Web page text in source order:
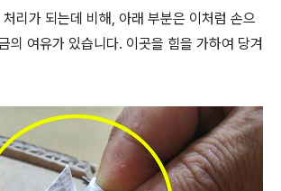
리가 되는데 비해, 아래 부분은 이처럼 손으
의 여유가 있습니다. 이곳을 힘을 가하여 당겨